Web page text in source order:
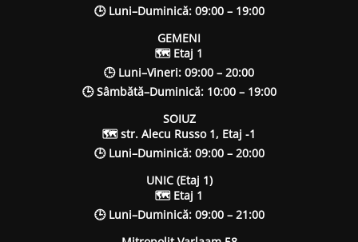
🕒 Luni–Duminică: 09:00 – 19:00
GEMENI
🗺 Etaj 1
🕒 Luni–Vineri: 09:00 – 20:00
🕒 Sâmbătă–Duminică: 10:00 – 19:00
SOIUZ
🗺 str. Alecu Russo 1, Etaj -1
🕒 Luni–Duminică: 09:00 – 20:00
UNIC (Etaj 1)
🗺 Etaj 1
🕒 Luni–Duminică: 09:00 – 21:00